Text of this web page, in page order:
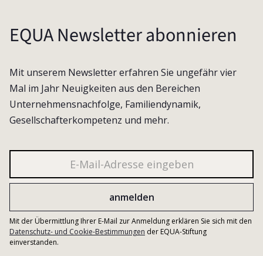
EQUA Newsletter abonnieren
Mit unserem Newsletter erfahren Sie ungefähr vier
Mal im Jahr Neuigkeiten aus den Bereichen
Unternehmensnachfolge, Familiendynamik,
Gesellschafterkompetenz und mehr.
Mit der Übermittlung Ihrer E-Mail zur Anmeldung erklären Sie sich mit den
Datenschutz- und Cookie-Bestimmungen der EQUA-Stiftung
einverstanden.